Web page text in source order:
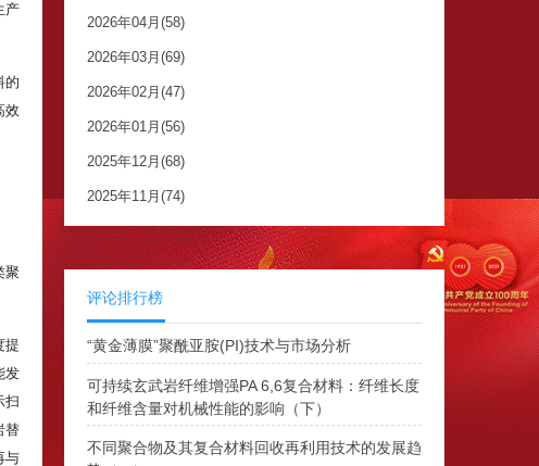
产
的
效
聚
提
发
扫
替
与
2026年04月(58)
2026年03月(69)
2026年02月(47)
2026年01月(56)
2025年12月(68)
2025年11月(74)
评论排行榜
“黄金薄膜”聚酰亚胺(PI)技术与市场分析
可持续玄武岩纤维增强PA 6,6复合材料：纤维长度
和纤维含量对机械性能的影响（下）
不同聚合物及其复合材料回收再利用技术的发展趋